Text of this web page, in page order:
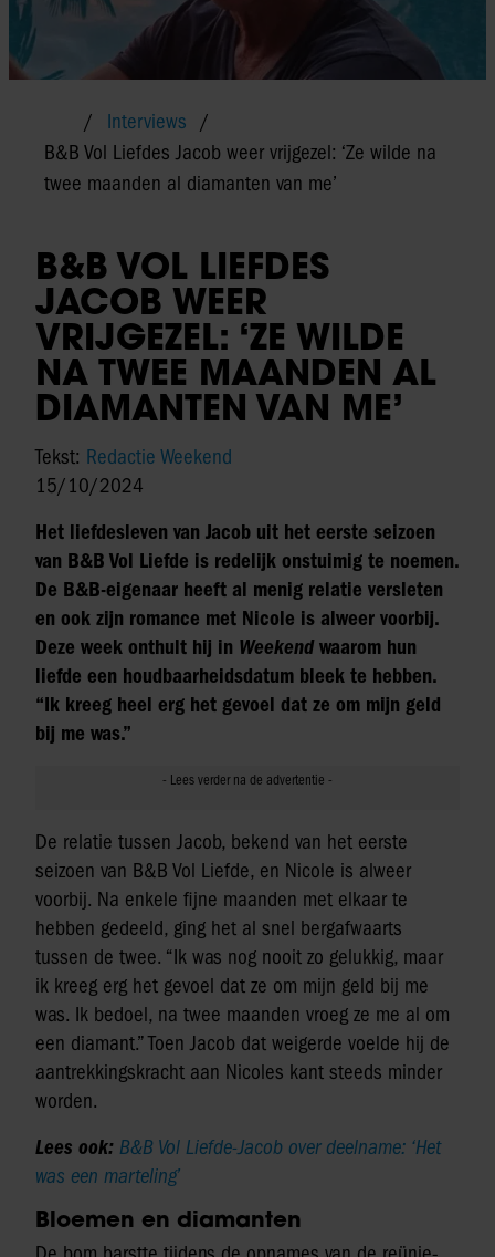
Interviews
B&B Vol Liefdes Jacob weer vrijgezel: ‘Ze wilde na
twee maanden al diamanten van me’
B&B VOL LIEFDES
JACOB WEER
VRIJGEZEL: ‘ZE WILDE
NA TWEE MAANDEN AL
DIAMANTEN VAN ME’
Tekst: Redactie Weekend
15/10/2024
Het liefdesleven van Jacob uit het eerste seizoen
van B&B Vol Liefde is redelijk onstuimig te noemen.
De B&B-eigenaar heeft al menig relatie versleten
en ook zijn romance met Nicole is alweer voorbij.
Deze week onthult hij in Weekendwaarom hun
liefde een houdbaarheidsdatum bleek te hebben.
“Ik kreeg heel erg het gevoel dat ze om mijn geld
bij me was.”
De relatie tussen Jacob, bekend van het eerste
seizoen van B&B Vol Liefde, en Nicole is alweer
voorbij. Na enkele fijne maanden met elkaar te
hebben gedeeld, ging het al snel bergafwaarts
tussen de twee. “Ik was nog nooit zo gelukkig, maar
ik kreeg erg het gevoel dat ze om mijn geld bij me
was. Ik bedoel, na twee maanden vroeg ze me al om
een diamant.” Toen Jacob dat weigerde voelde hij de
aantrekkingskracht aan Nicoles kant steeds minder
worden.
Lees ook: B&B Vol Liefde-Jacob over deelname: ‘Het
was een marteling’
Bloemen en diamanten